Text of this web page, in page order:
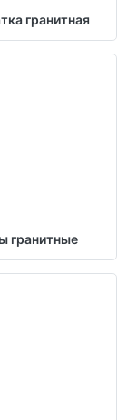
гранитная
гранитные